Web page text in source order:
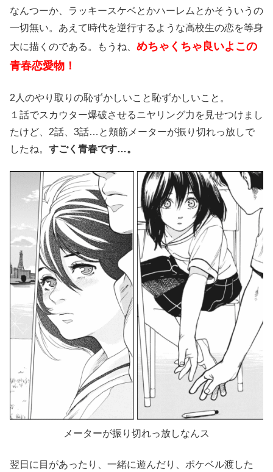
なんつーか、ラッキースケベとかハーレムとかそういうの
一切無い。あえて時代を逆行するような高校生の恋を等身
大に描くのである。もうね、 めちゃくちゃ良いよこの
青春恋愛物！
2人のやり取りの恥ずかしいこと恥ずかしいこと。
１話でスカウター爆破させるニヤリング力を見せつけまし
たけど、2話、3話…と頬筋メーターが振り切れっ放しで
したね。 すごく青春です…。
メーターが振り切れっ放しなんス
翌日に目があったり、一緒に遊んだり、ポケベル渡した